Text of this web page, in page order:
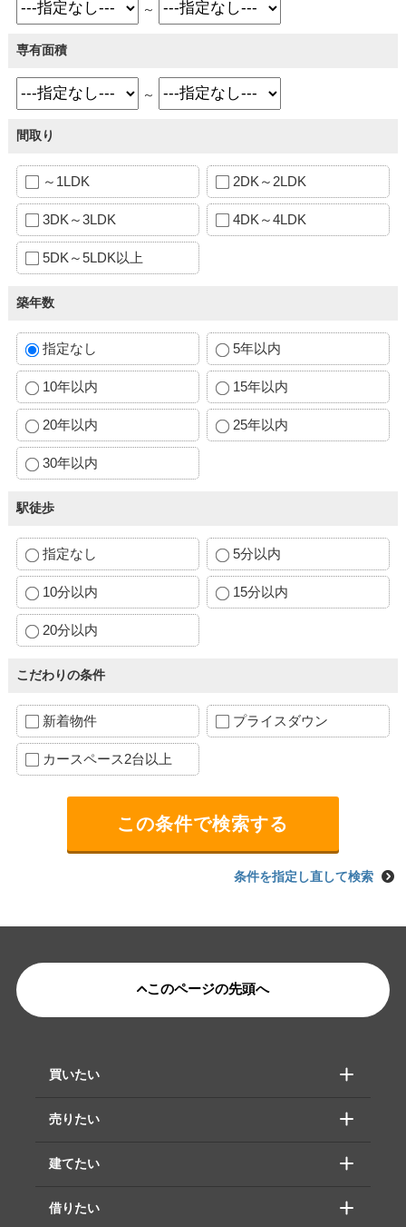
～
専有面積
～
間取り
～1LDK 2DK～2LDK
3DK～3LDK 4DK～4LDK
5DK～5LDK以上
築年数
指定なし 5年以内
10年以内 15年以内
20年以内 25年以内
30年以内
駅徒歩
指定なし 5分以内
10分以内 15分以内
20分以内
こだわりの条件
新着物件 プライスダウン
カースペース2台以上
条件を指定し直して検索
このページの先頭へ
買いたい
売りたい
建てたい
借りたい